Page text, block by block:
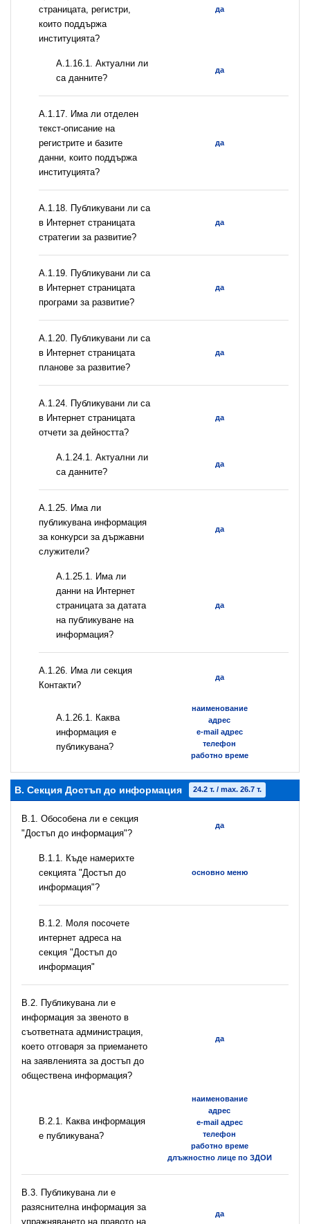
страницата, регистри,
които поддържа
институцията?
да
A.1.16.1. Актуални ли
са данните?
да
А.1.17. Има ли отделен
текст-описание на
регистрите и базите
данни, които поддържа
институцията?
да
А.1.18. Публикувани ли са
в Интернет страницата
стратегии за развитие?
да
А.1.19. Публикувани ли са
в Интернет страницата
програми за развитие?
да
А.1.20. Публикувани ли са
в Интернет страницата
планове за развитие?
да
А.1.24. Публикувани ли са
в Интернет страницата
отчети за дейността?
да
A.1.24.1. Актуални ли
са данните?
да
А.1.25. Има ли
публикувана информация
за конкурси за държавни
служители?
да
A.1.25.1. Има ли
данни на Интернет
страницата за датата
на публикуване на
информация?
да
А.1.26. Има ли секция
Контакти?
да
А.1.26.1. Каква
информация е
публикувана?
наименование
адрес
e-mail адрес
телефон
работно време
B. Секция Достъп до информация 24.2 т. / max. 26.7 т.
В.1. Обособена ли е секция
"Достъп до информация"?
да
В.1.1. Къде намерихте
секцията "Достъп до
информация"?
основно меню
B.1.2. Моля посочете
интернет адреса на
секция "Достъп до
информация"
В.2. Публикувана ли е
информация за звеното в
съответната администрация,
което отговаря за приемането
на заявленията за достъп до
обществена информация?
да
B.2.1. Каква информация
е публикувана?
наименование
адрес
e-mail адрес
телефон
работно време
длъжностно лице по ЗДОИ
В.3. Публикувана ли е
разяснителна информация за
упражняването на правото на
да